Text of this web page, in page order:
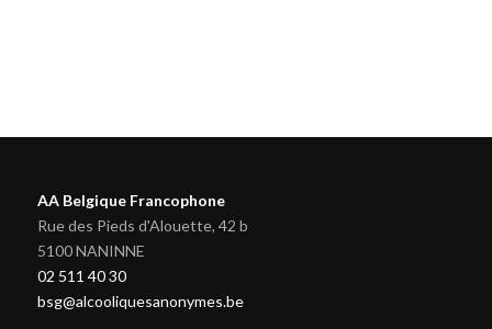
AA Belgique Francophone
Rue des Pieds d'Alouette, 42 b
5100 NANINNE
02 511 40 30
bsg@alcooliquesanonymes.be